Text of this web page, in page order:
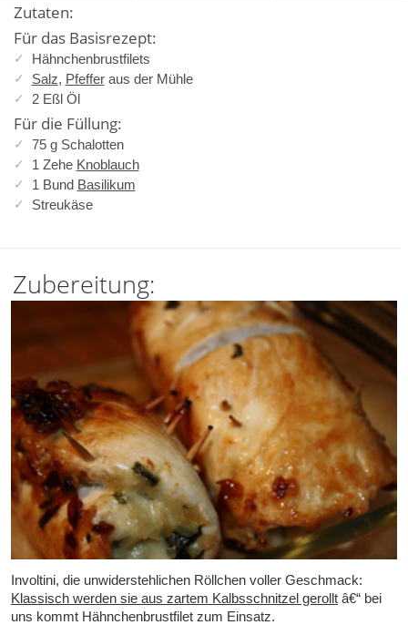
Zutaten:
Für das Basisrezept:
Hähnchenbrustfilets
Salz, Pfefferaus der Mühle
2 Eßl Öl
Für die Füllung:
75 g Schalotten
1 Zehe Knoblauch
1 Bund Basilikum
Streukäse
Zubereitung:
Involtini, die unwiderstehlichen Röllchen voller Geschmack:
Klassisch werden sie aus zartem Kalbsschnitzel gerollt â€“ bei
uns kommt Hähnchenbrustfilet zum Einsatz.